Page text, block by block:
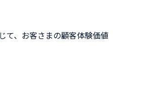
て、お客さまの顧客体験価値